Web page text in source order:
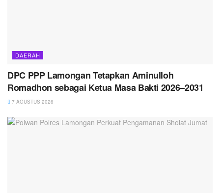
DAERAH
DPC PPP Lamongan Tetapkan Aminulloh
Romadhon sebagai Ketua Masa Bakti 2026–2031
7 AGUSTUS 2026